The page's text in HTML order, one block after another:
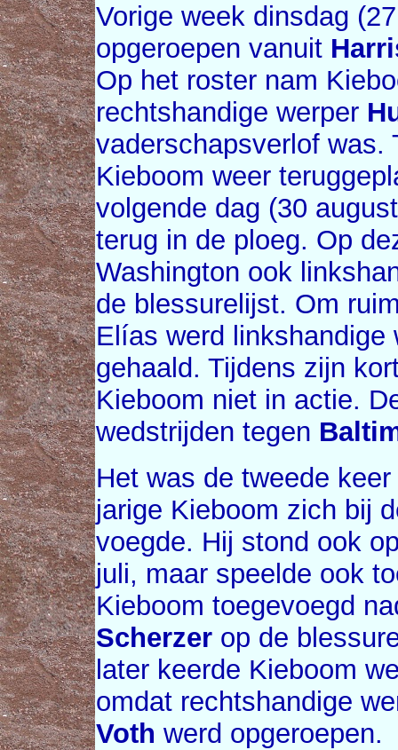
Vorige week dinsdag
opgeroepen vanuit
Op het roster nam
rechtshandige werper
vaderschapsverlof was.
Kieboom weer
volgende dag (30
terug in de ploeg. Op
Washington ook
de blessurelijst. Om
Elías werd
gehaald. Tijdens zijn
Kieboom niet in actie.
wedstrijden tegen
Het was de tweede
jarige Kieboom zich bij
voegde. Hij stond ook
juli, maar speelde ook
Kieboom toegevoegd
Scherzerop de
later keerde Kieboom
omdat rechtshandige
Voth werd opgeroepen.